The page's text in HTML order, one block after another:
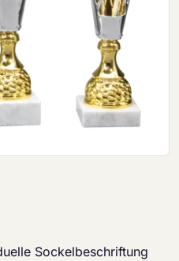
Sockelbeschriftung